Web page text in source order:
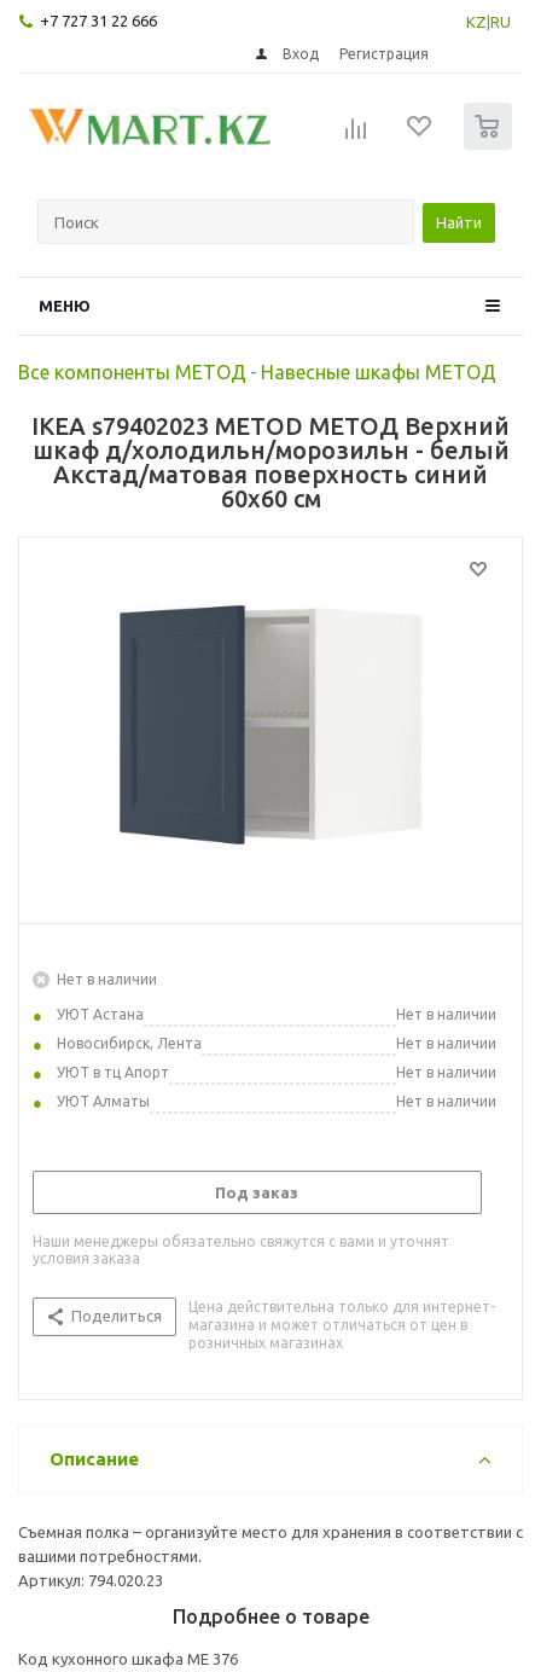
+7 727 31 22 666 KZ RU
Вход Регистрация
Найти
МЕНЮ
Все компоненты МЕТОД - Навесные шкафы МЕТОД
IKEA s79402023 METOD МЕТОД Верхний
шкаф д/холодильн/морозильн - белый
Акстад/матовая поверхность синий
60x60 см
Нет в наличии
УЮТ Астана
Нет в наличии
Новосибирск, Лента
Нет в наличии
УЮТ в тц Апорт
Нет в наличии
УЮТ Алматы
Нет в наличии
Под заказ
Наши менеджеры обязательно свяжутся с вами и уточнят
условия заказа
Поделиться
Цена действительна только для интернет-
магазина и может отличаться от цен в
розничных магазинах
Описание
Съемная полка – организуйте место для хранения в соответствии с
вашими потребностями.
Артикул: 794.020.23
Подробнее о товаре
Код кухонного шкафа ME 376